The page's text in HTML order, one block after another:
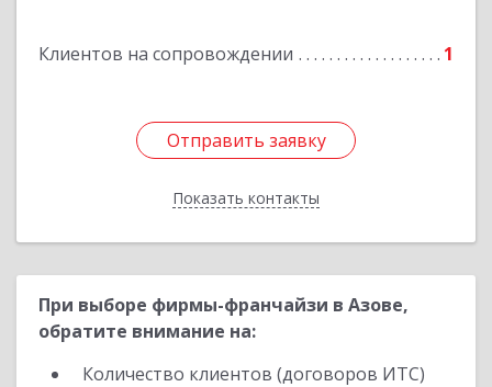
Клиентов на сопровождении 1
Отправить заявку
Показать контакты
Отправить заявку
Назад
При выборе фирмы-франчайзи в Азове,
обратите внимание на:
Количество клиентов (договоров ИТС)